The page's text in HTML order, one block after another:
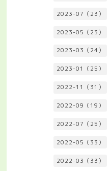
2023-07（23）
2023-05（23）
2023-03（24）
2023-01（25）
2022-11（31）
2022-09（19）
2022-07（25）
2022-05（33）
2022-03（33）